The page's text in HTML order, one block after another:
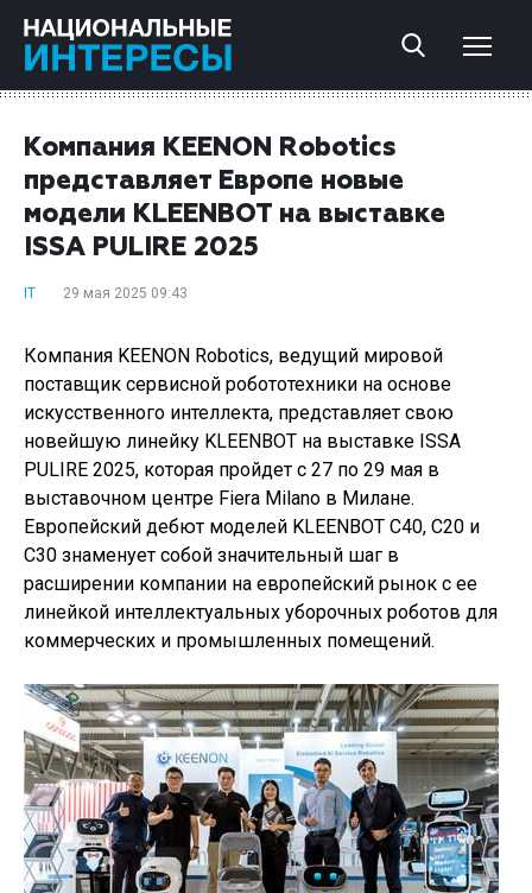
Компания KEENON Robotics
представляет Европе новые
модели KLEENBOT на выставке
ISSA PULIRE 2025
IT 29 мая 2025 09:43
Компания KEENON Robotics, ведущий мировой
поставщик сервисной робототехники на основе
искусственного интеллекта, представляет свою
новейшую линейку KLEENBOT на выставке ISSA
PULIRE 2025, которая пройдет с 27 по 29 мая в
выставочном центре Fiera Milano в Милане.
Европейский дебют моделей KLEENBOT C40, C20 и
C30 знаменует собой значительный шаг в
расширении компании на европейский рынок с ее
линейкой интеллектуальных уборочных роботов для
коммерческих и промышленных помещений.